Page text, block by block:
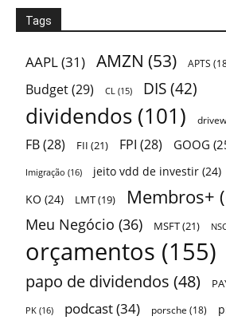
Tags
AAPL(31) AMZN (53) APTS
Budget(29) CL (15) DIS (42)
dividendos (101)
FB(28) FII (21) FPI (28) GOOG
Imigração (16) jeito vdd de investir (24)
KO (24) LMT(19) Membros+
Meu Negócio (36) MSFT(21)
orçamentos (155)
papo de dividendos (48)
PK (16) podcast(34) porsche (18)